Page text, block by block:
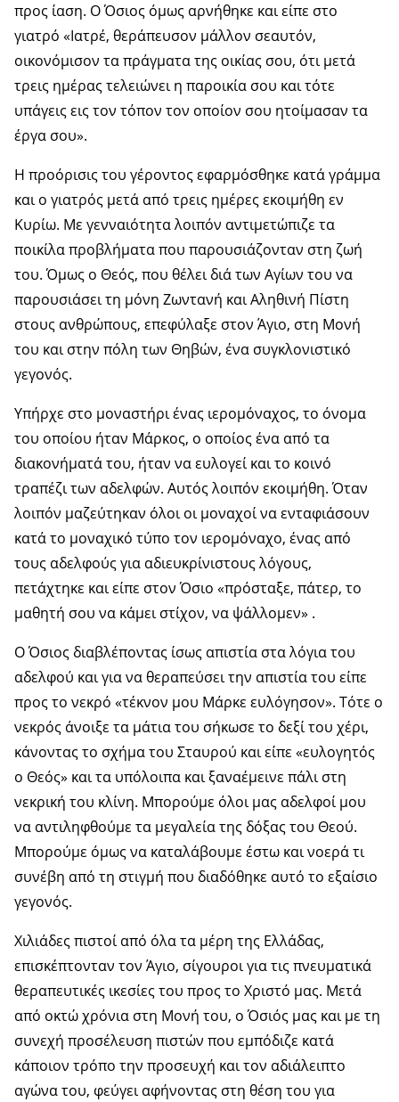
προς ίαση. Ο Όσιος όμως αρνήθηκε και είπε στο
γιατρό «Ιατρέ, θεράπευσον μάλλον σεαυτόν,
οικονόμισον τα πράγματα της οικίας σου, ότι μετά
τρεις ημέρας τελειώνει η παροικία σου και τότε
υπάγεις εις τον τόπον τον οποίον σου ητοίμασαν τα
έργα σου».
Η προόρισις του γέροντος εφαρμόσθηκε κατά γράμμα
και ο γιατρός μετά από τρεις ημέρες εκοιμήθη εν
Κυρίω. Με γενναιότητα λοιπόν αντιμετώπιζε τα
ποικίλα προβλήματα που παρουσιάζονταν στη ζωή
του. Όμως ο Θεός, που θέλει διά των Αγίων του να
παρουσιάσει τη μόνη Ζωντανή και Αληθινή Πίστη
στους ανθρώπους, επεφύλαξε στον Άγιο, στη Μονή
του και στην πόλη των Θηβών, ένα συγκλονιστικό
γεγονός.
Υπήρχε στο μοναστήρι ένας ιερομόναχος, το όνομα
του οποίου ήταν Μάρκος, ο οποίος ένα από τα
διακονήματά του, ήταν να ευλογεί και το κοινό
τραπέζι των αδελφών. Αυτός λοιπόν εκοιμήθη. Όταν
λοιπόν μαζεύτηκαν όλοι οι μοναχοί να ενταφιάσουν
κατά το μοναχικό τύπο τον ιερομόναχο, ένας από
τους αδελφούς για αδιευκρίνιστους λόγους,
πετάχτηκε και είπε στον Όσιο «πρόσταξε, πάτερ, το
μαθητή σου να κάμει στίχον, να ψάλλομεν» .
Ο Όσιος διαβλέποντας ίσως απιστία στα λόγια του
αδελφού και για να θεραπεύσει την απιστία του είπε
προς το νεκρό «τέκνον μου Μάρκε ευλόγησον». Τότε ο
νεκρός άνοιξε τα μάτια του σήκωσε το δεξί του χέρι,
κάνοντας το σχήμα του Σταυρού και είπε «ευλογητός
ο Θεός» και τα υπόλοιπα και ξαναέμεινε πάλι στη
νεκρική του κλίνη. Μπορούμε όλοι μας αδελφοί μου
να αντιληφθούμε τα μεγαλεία της δόξας του Θεού.
Μπορούμε όμως να καταλάβουμε έστω και νοερά τι
συνέβη από τη στιγμή που διαδόθηκε αυτό το εξαίσιο
γεγονός.
Χιλιάδες πιστοί από όλα τα μέρη της Ελλάδας,
επισκέπτονταν τον Άγιο, σίγουροι για τις πνευματικά
θεραπευτικές ικεσίες του προς το Χριστό μας. Μετά
από οκτώ χρόνια στη Μονή του, ο Όσιός μας και με τη
συνεχή προσέλευση πιστών που εμπόδιζε κατά
κάποιον τρόπο την προσευχή και τον αδιάλειπτο
αγώνα του, φεύγει αφήνοντας στη θέση του για